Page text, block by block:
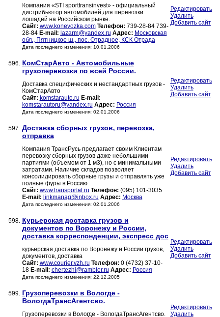
Компания «STI sporttransinvest» - официальный
дистрибьютор автомобилей для перевозки
лошадей на Российском рынке.
Сайт: www.konevozka.com Телефон: 739-28-84 739-
28-84 E-mail: lazarm@yandex.ru Адрес: Московская
обл., Пятницкое ш., пос. Отрадное, КСК Отрада
Дата последнего изменения: 10.01.2006
Редактировать
Удалить
Добавить сайт
596. КомСтарАвто - Автомобильные
грузоперевозки по всей России.
Доставка специфических и нестандартных грузов -
КомСтарАвто
Сайт: komstarauto.ru E-mail:
komstarautoru@yandex.ru Адрес: Россия
Дата последнего изменения: 02.01.2006
Редактировать
Удалить
Добавить сайт
597. Доставка сборных грузов, перевозка,
отправка
Компания ТрансРусь предлагает своим Клиентам
перевозку сборных грузов даже небольшими
партиями (объемом от 1 м3), но с минимальными
затратами. Наличие складов позволяет
консолидировать сборные грузы и отправлять уже
полные фуры в Россию
Сайт: www.transportal.ru Телефон: (095) 101-3035
E-mail: linkmanag@inbox.ru Адрес: Москва
Дата последнего изменения: 02.01.2006
Редактировать
Удалить
Добавить сайт
598. Курьерская доставка грузов и
документов по Воронежу и России,
доставка корреспонденции, экспресс дос
курьерская доставка по Воронежу и России грузов,
документов, доставка
Сайт: www.courier.vzh.ru Телефон: 0 (4732) 37-10-
18 E-mail: chertezhi@rambler.ru Адрес: Россия
Дата последнего изменения: 22.12.2005
Редактировать
Удалить
Добавить сайт
599. Грузоперевозки в Вологде -
ВологдаТрансАгентсво.
Грузоперевозки в Вологде - ВологдаТрансАгентсво.
Редактировать
Удалить